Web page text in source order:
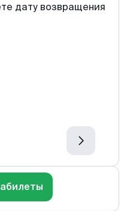
дату возвращения